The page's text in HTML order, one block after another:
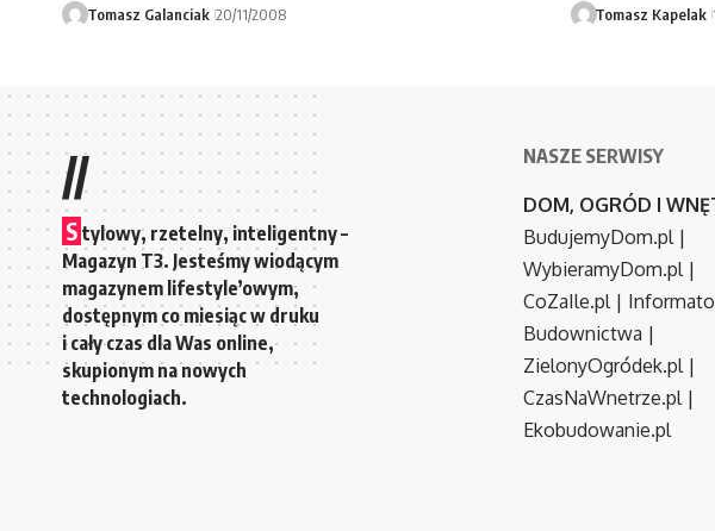
Tomasz Galanciak 20/11/2008 Tomasz Kapelak
//
S tylowy, rzetelny, inteligentny –
Magazyn T3. Jesteśmy wiodącym
magazynem lifestyle’owym,
dostępnym co miesiąc w druku
i cały czas dla Was online,
skupionym na nowych
technologiach.
NASZE SERWISY
DOM, OGRÓD I
BudujemyDom.pl|
WybieramyDom.pl|
CoZaIle.pl|
Budownictwa |
ZielonyOgródek.pl|
CzasNaWnetrze.pl|
Ekobudowanie.pl